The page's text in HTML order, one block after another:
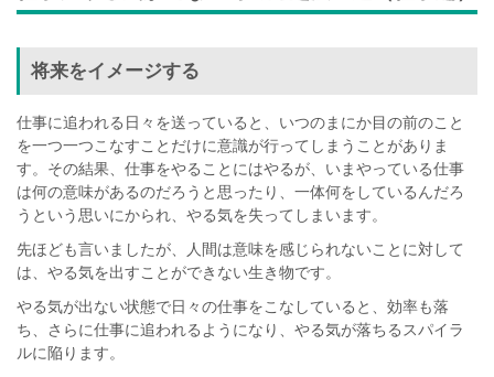
将来をイメージする
仕事に追われる日々を送っていると、いつのまにか目の前のこと
を一つ一つこなすことだけに意識が行ってしまうことがありま
す。その結果、仕事をやることにはやるが、いまやっている仕事
は何の意味があるのだろうと思ったり、一体何をしているんだろ
うという思いにかられ、やる気を失ってしまいます。
先ほども言いましたが、人間は意味を感じられないことに対して
は、やる気を出すことができない生き物です。
やる気が出ない状態で日々の仕事をこなしていると、効率も落
ち、さらに仕事に追われるようになり、やる気が落ちるスパイラ
ルに陥ります。